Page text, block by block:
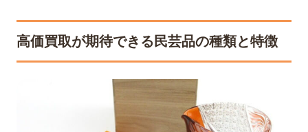
高価買取が期待できる民芸品の種類と特徴